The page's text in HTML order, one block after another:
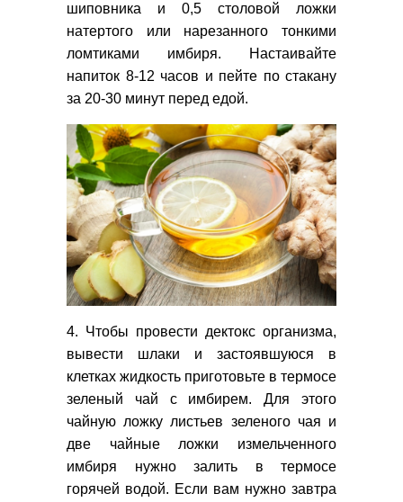
шиповника и 0,5 столовой ложки
натертого или нарезанного тонкими
ломтиками имбиря. Настаивайте
напиток 8-12 часов и пейте по стакану
за 20-30 минут перед едой.
4. Чтобы провести дектокс организма,
вывести шлаки и застоявшуюся в
клетках жидкость приготовьте в термосе
зеленый чай с имбирем. Для этого
чайную ложку листьев зеленого чая и
две чайные ложки измельченного
имбиря нужно залить в термосе
горячей водой. Если вам нужно завтра